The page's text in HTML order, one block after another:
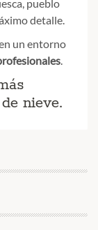
pueblo
detalle.
un entorno
.
nieve.